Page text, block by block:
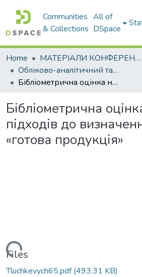
Communities
& Collections
All of
DSpace
Home МАТЕРІАЛИ КОНФЕРЕНЦІЙ
Обліково-аналітичний та економіко-фінансовий інструментарій управління сучасним підприємством: міжнародний досвід
Бібліометрична оцінка наукових підходів до визначення поняття «готова продукція»
Бібліометрична
підходів до
«готова продукція»
Loading...
Files
Tluchkevych65.pdf(493.31 KB)